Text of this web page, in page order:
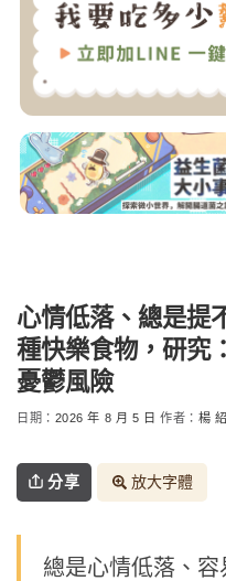
心情低落、總是提
種快樂食物，研究
憂鬱風險
日期： 2026 年 8 月 5 日 作者： 楊
分享 放大字體
總是心情低落、